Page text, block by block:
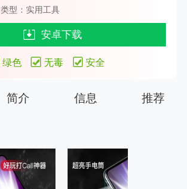
类型：实用工具
安卓下载
绿色 无毒 安全
简介 信息 推荐